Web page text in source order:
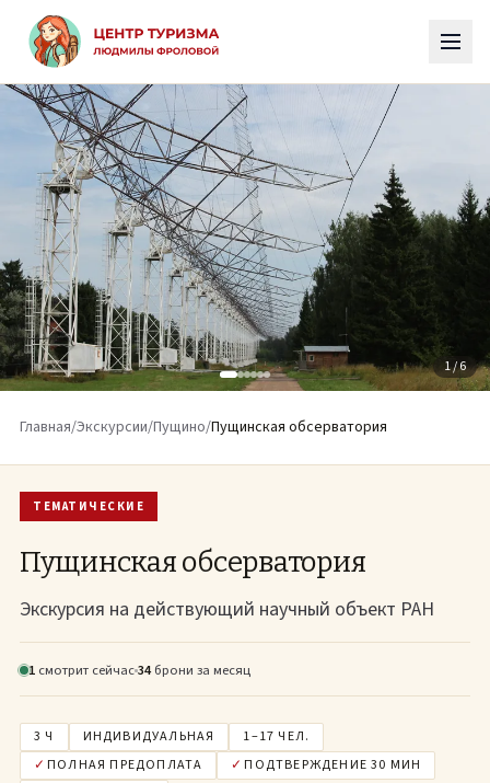
К основному содержимому
Главная/Экскурсии/Пущино/Пущинская обсерватория
ТЕМАТИЧЕСКИЕ
Пущинская обсерватория
Экскурсия на действующий научный объект РАН
1 смотрит сейчас34 брони за месяц
3 Ч ИНДИВИДУАЛЬНАЯ
1–17 ЧЕЛ.
✓ ПОЛНАЯ ПРЕДОПЛАТА ✓ ПОДТВЕРЖДЕНИЕ 30 МИН
1/ 6